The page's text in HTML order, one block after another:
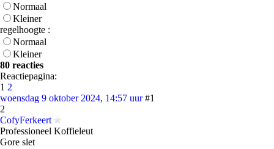
Normaal
Kleiner
regelhoogte :
Normaal
Kleiner
80 reacties
Reactiepagina:
1 2
woensdag 9 oktober 2024, 14:57 uur #1
2
CofyFerkeert
Professioneel Koffieleut
Gore slet